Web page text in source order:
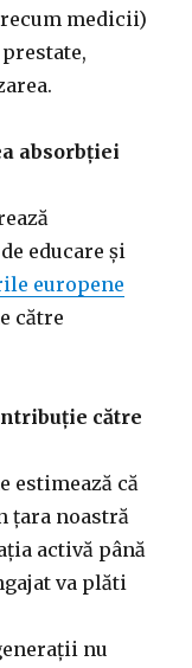
medicii)
absorbției
educare și
europene
către
către
estimează că
țara noastră
activă până
va plăti
nu